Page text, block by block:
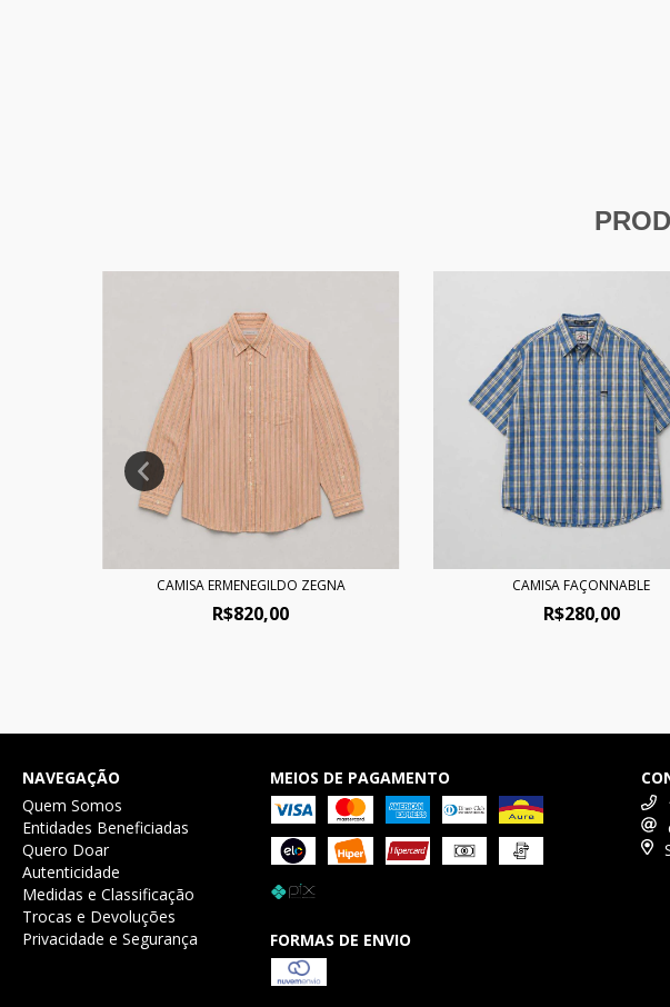
CAMISA ERMENEGILDO ZEGNA
R$820,00
CAMISA FAÇONNABLE
R$280,00
NAVEGAÇÃO
Quem Somos
Entidades Beneficiadas
Quero Doar
Autenticidade
Medidas e Classificação
Trocas e Devoluções
Privacidade e Segurança
MEIOS DE PAGAMENTO
FORMAS DE ENVIO